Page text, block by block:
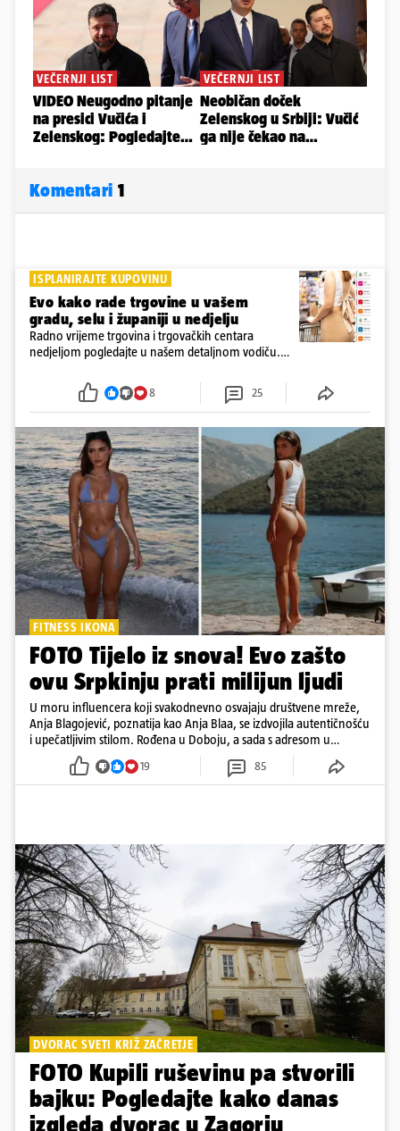
Komentari 1
ISPLANIRAJTE KUPOVINU
Evo kako rade trgovine u vašem
gradu, selu i županiji u nedjelju
Radno vrijeme trgovina i trgovačkih centara
nedjeljom pogledajte u našem detaljnom vodiču.
i šoping centri sami biraju koje će to nedjelje biti
8 25
FITNESS IKONA
FOTO Tijelo iz snova! Evo zašto
ovu Srpkinju prati milijun ljudi
U moru influencera koji svakodnevno osvajaju društvene mreže,
Anja Blagojević, poznatija kao Anja Blaa, se izdvojila autentičnošću
i upečatljivim stilom. Rođena u Doboju, a sada s adresom u
Dubaiju, Anja je spoj glamura, discipline i mladenačke energije
19 85
DVORAC SVETI KRIŽ ZAČRETJE
FOTO Kupili ruševinu pa stvorili
bajku: Pogledajte kako danas
izgleda dvorac u Zagorju